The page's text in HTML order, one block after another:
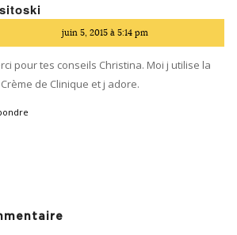
juin 5, 2015 à 5:14 pm
pour tes conseils Christina. Moi j utilise la
Crème de Clinique et j adore.